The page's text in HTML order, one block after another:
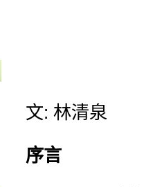
文: 林清泉
序言